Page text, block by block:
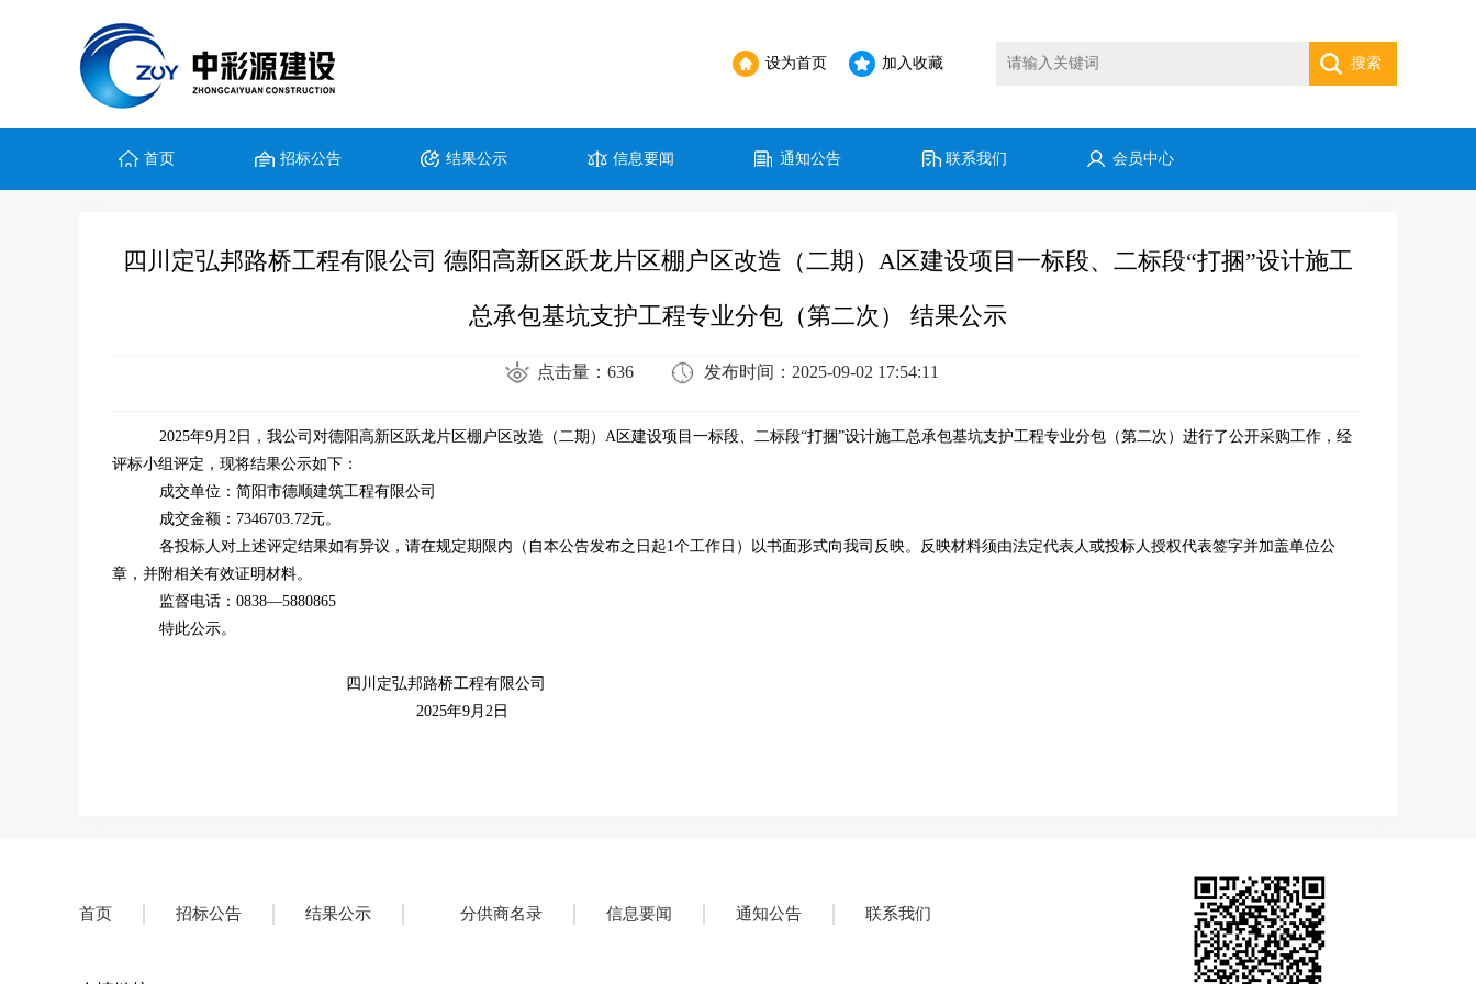
设为首页 加入收藏 搜索
首页 招标公告 结果公示 信息要闻 通知公告 联系我们 会员中心
四川定弘邦路桥工程有限公司 德阳高新区跃龙片区棚户区改造（二期）A区建设项目一标段、二标段“打捆”设计施工
总承包基坑支护工程专业分包（第二次） 结果公示
点击量：636 发布时间：2025-09-02 17:54:11
2025年9月2日，我公司对德阳高新区跃龙片区棚户区改造（二期）A区建设项目一标段、二标段“打捆”设计施工总承包基坑支护工程专业分包（第二次）进行了公开采购工作，经
评标小组评定，现将结果公示如下：
成交单位：简阳市德顺建筑工程有限公司
成交金额： 7346703.72元。
各投标人对上述评定结果如有异议，请在规定期限内（自本公告发布之日起1个工作日）以书面形式向我司反映。反映材料须由法定代表人或投标人授权代表签字并加盖单位公
章，并附相关有效证明材料。
监督电话： 0838—5880865
特此公示。
四川定弘邦路桥工程有限公司
2025年9月2日
首页 招标公告 结果公示 分供商名录 信息要闻 通知公告 联系我们